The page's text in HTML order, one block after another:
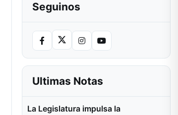
Seguinos
Ultimas Notas
La Legislatura impulsa la